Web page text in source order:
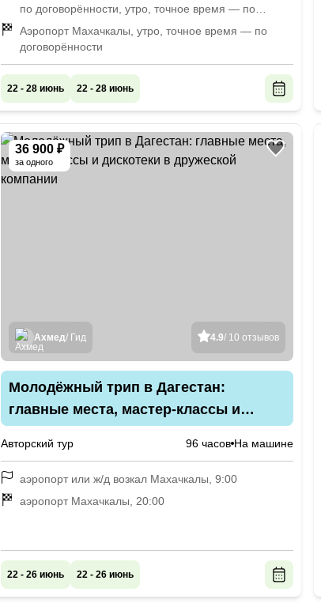
по договорённости, утро, точное время — по
договорённости
Аэропорт Махачкалы, утро, точное время — по
договорённости
22 - 28 июнь 22 - 28 июнь
36 900 ₽
за одного
4.9/ 10 отзывов
Ахмед/ Гид
Молодёжный трип в Дагестан:
главные места, мастер-классы и
Авторский тур 96 часов На машине
аэропорт или ж/д возкал Махачкалы, 9:00
аэропорт Махачкалы, 20:00
22 - 26 июнь 22 - 26 июнь